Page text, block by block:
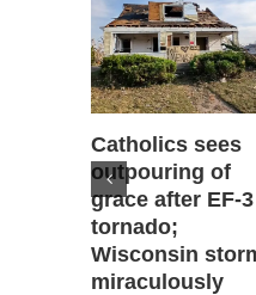
Catholics sees
outpouring of
grace after EF-3
tornado;
Wisconsin
miraculously